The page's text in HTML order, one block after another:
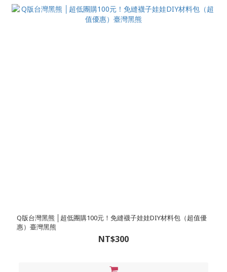
Q版台灣黑熊 │超低團購100元！免縫襪子娃娃DIY材料包（超值優
惠）臺灣黑熊
NT$300